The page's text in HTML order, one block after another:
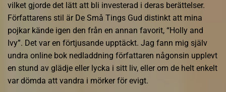
vilket gjorde det lätt att bli investerad i deras berättelser.
Författarens stil är De Små Tings Gud distinkt att mina
pojkar kände igen den från en annan favorit, “Holly and
Ivy”. Det var en förtjusande upptäckt. Jag fann mig själv
undra online bok nedladdning författaren någonsin upplevt
en stund av glädje eller lycka i sitt liv, eller om de helt enkelt
var dömda att vandra i mörker för evigt.